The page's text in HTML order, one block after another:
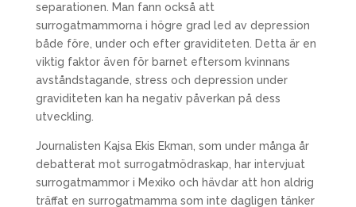
separationen. Man fann också att
surrogatmammorna i högre grad led av depression
både före, under och efter graviditeten. Detta är en
viktig faktor även för barnet eftersom kvinnans
avståndstagande, stress och depression under
graviditeten kan ha negativ påverkan på dess
utveckling.
Journalisten Kajsa Ekis Ekman, som under många år
debatterat mot surrogatmödraskap, har intervjuat
surrogatmammor i Mexiko och hävdar att hon aldrig
träffat en surrogatmamma som inte dagligen tänker